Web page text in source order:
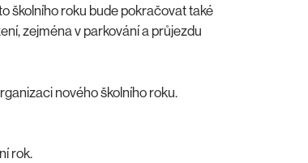
školního roku bude pokračovat také
zejména v parkování a průjezdu
nového školního roku.
rok.